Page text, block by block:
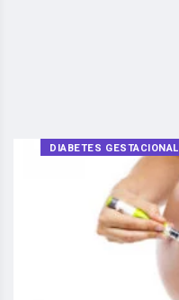
DIABETES GESTACIONAL